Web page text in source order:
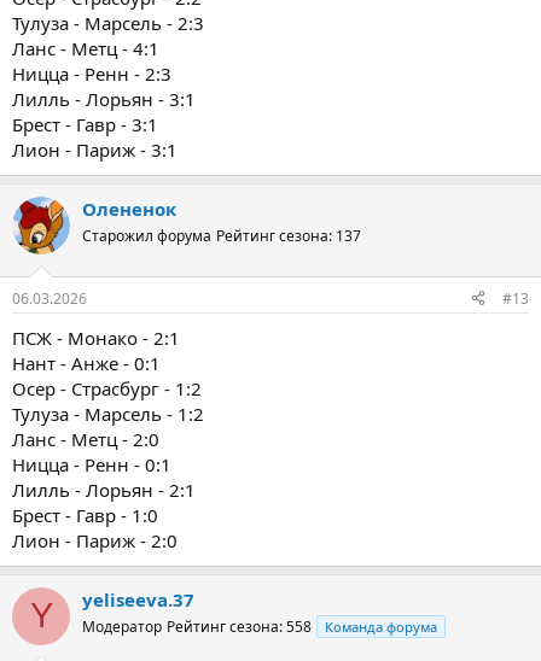
Тулуза - Марсель - 2:3
Ланс - Метц - 4:1
Ницца - Ренн - 2:3
Лилль - Лорьян - 3:1
Брест - Гавр - 3:1
Лион - Париж - 3:1
Олененок
Старожил форума Рейтинг сезона: 137
06.03.2026 #13
ПСЖ - Монако - 2:1
Нант - Анже - 0:1
Осер - Страсбург - 1:2
Тулуза - Марсель - 1:2
Ланс - Метц - 2:0
Ницца - Ренн - 0:1
Лилль - Лорьян - 2:1
Брест - Гавр - 1:0
Лион - Париж - 2:0
Y yeliseeva.37
Модератор Рейтинг сезона: 558 Команда форума